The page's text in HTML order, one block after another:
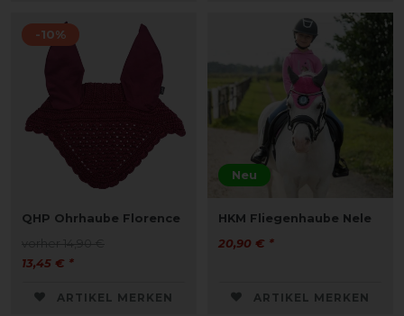
-10%
QHP Ohrhaube Florence
13,45 € *
ARTIKEL MERKEN
Neu
HKM Fliegenhaube Nele
20,90 € *
ARTIKEL MERKEN